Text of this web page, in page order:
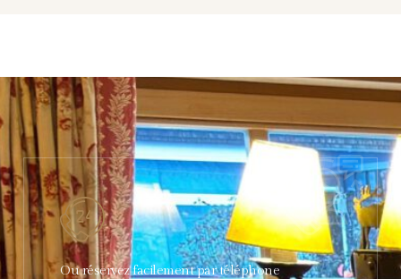
Ou réservez facilement par téléphone